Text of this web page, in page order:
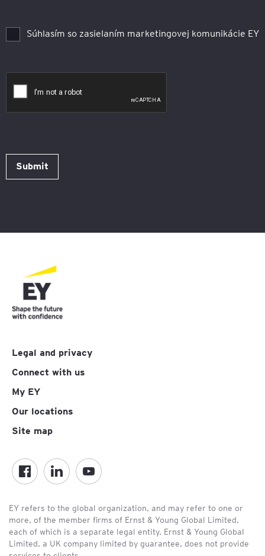
Súhlasím so zasielaním marketingovej komunikácie EY
Submit
Legal and privacy
Connect with us
My EY
Our locations
Site map
EY refers to the global organization, and may refer to one or
more, of the member firms of Ernst & Young Global Limited,
each of which is a separate legal entity. Ernst & Young Global
Limited, a UK company limited by guarantee, does not provide